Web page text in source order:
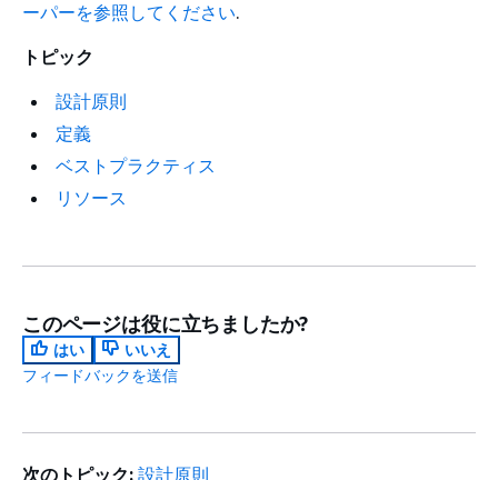
ーパーを参照してください.
トピック
設計原則
定義
ベストプラクティス
リソース
このページは役に立ちましたか?
はい
いいえ
フィードバックを送信
次のトピック: 設計原則